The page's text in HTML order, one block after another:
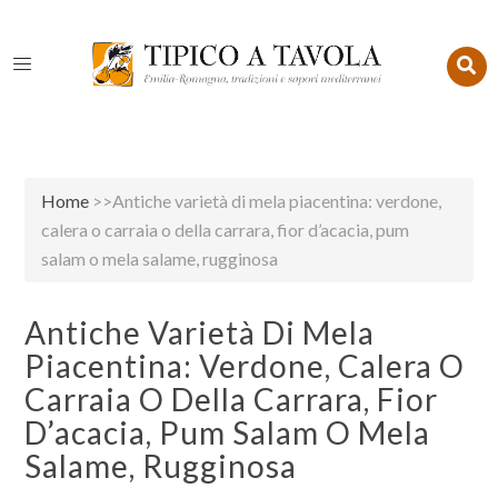
Home >>Antiche varietà di mela piacentina: verdone,
calera o carraia o della carrara, fior d’acacia, pum
salam o mela salame, rugginosa
Antiche Varietà Di Mela
Piacentina: Verdone, Calera O
Carraia O Della Carrara, Fior
D’acacia, Pum Salam O Mela
Salame, Rugginosa